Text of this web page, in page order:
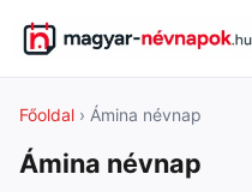
Főoldal › Ámina névnap
Ámina névnap